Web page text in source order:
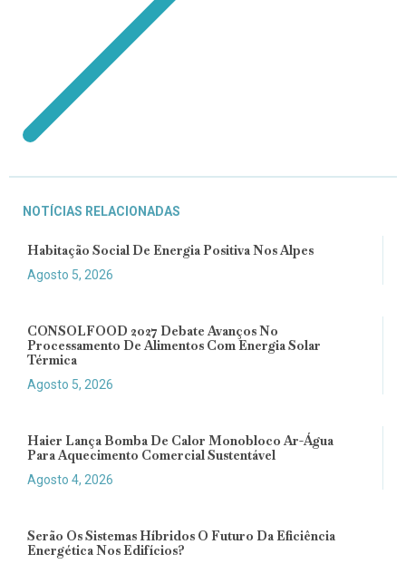
NOTÍCIAS RELACIONADAS
Habitação Social De Energia Positiva Nos Alpes
Agosto 5, 2026
CONSOLFOOD 2027 Debate Avanços No
Processamento De Alimentos Com Energia Solar
Térmica
Agosto 5, 2026
Haier Lança Bomba De Calor Monobloco Ar-Água
Para Aquecimento Comercial Sustentável
Agosto 4, 2026
Serão Os Sistemas Híbridos O Futuro Da Eficiência
Energética Nos Edifícios?